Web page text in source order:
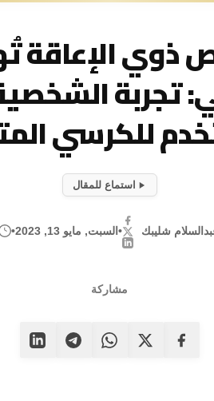
ذوي
تجربة
للكرسي
استماع للمقال
شليبك •السبت, مايو 13, 2023 •
مشاركة